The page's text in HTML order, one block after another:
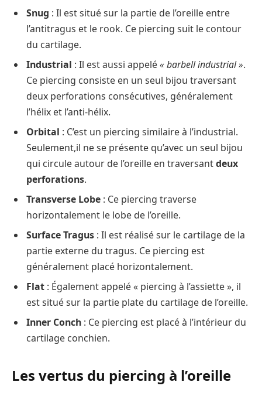
Snug : Il est situé sur la partie de l’oreille entre
l’antitragus et le rook. Ce piercing suit le contour
du cartilage.
Industrial : Il est aussi appelé« barbell industrial ».
Ce piercing consiste en un seul bijou traversant
deux perforations consécutives, généralement
l’hélix et l’anti-hélix.
Orbital : C’est un piercing similaire à l’industrial.
Seulement,il ne se présente qu’avec un seul bijou
qui circule autour de l’oreille en traversantdeux
perforations.
Transverse Lobe : Ce piercing traverse
horizontalement le lobe de l’oreille.
Surface Tragus : Il est réalisé sur le cartilage de la
partie externe du tragus. Ce piercing est
généralement placé horizontalement.
Flat : Également appelé « piercing à l’assiette », il
est situé sur la partie plate du cartilage de l’oreille.
Inner Conch : Ce piercing est placé à l’intérieur du
cartilage conchien.
Les vertus du piercing à l’oreille